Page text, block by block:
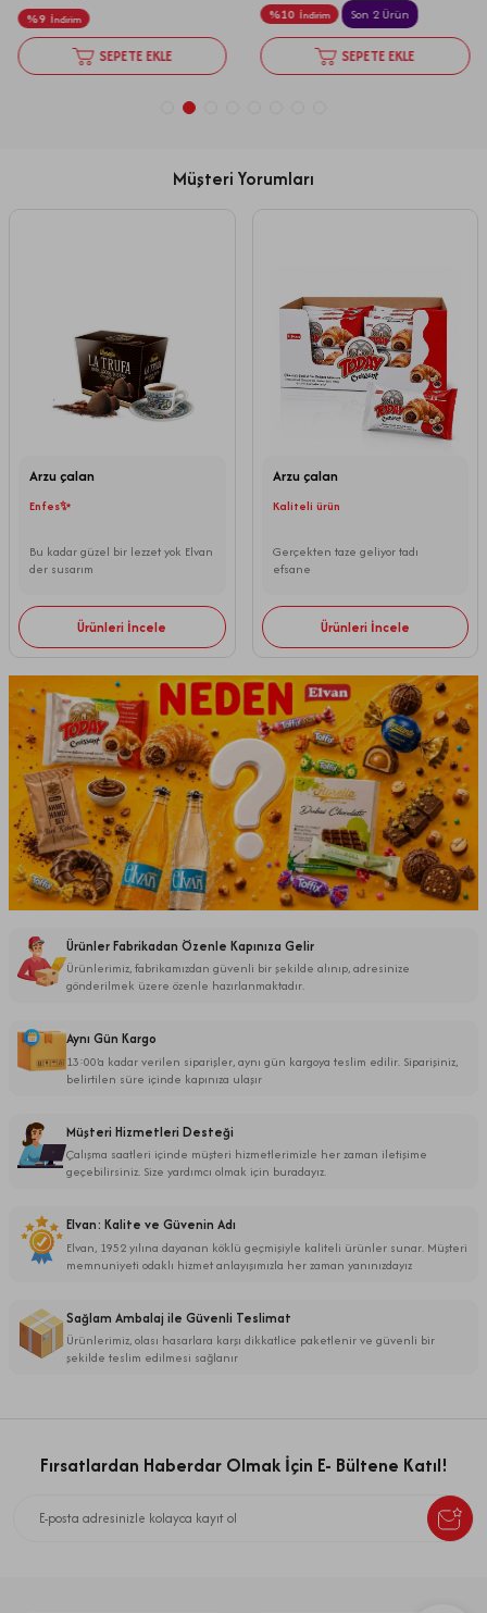
%9 İndirim
SEPETE EKLE
%10 İndirim Son 2 Ürün
SEPETE EKLE
Müşteri Yorumları
Arzu çalan
Enfes✨
Bu kadar güzel bir lezzet yok Elvan
der susarım
Ürünleri İncele
Arzu çalan
Kaliteli ürün
Gerçekten taze geliyor tadı
efsane
Ürünleri İncele
Ürünler Fabrikadan Özenle Kapınıza Gelir
Ürünlerimiz, fabrikamızdan güvenli bir şekilde alınıp, adresinize
gönderilmek üzere özenle hazırlanmaktadır.
Aynı Gün Kargo
13:00’a kadar verilen siparişler, aynı gün kargoya teslim edilir. Siparişiniz,
belirtilen süre içinde kapınıza ulaşır
Müşteri Hizmetleri Desteği
Çalışma saatleri içinde müşteri hizmetlerimizle her zaman iletişime
geçebilirsiniz. Size yardımcı olmak için buradayız.
Elvan: Kalite ve Güvenin Adı
Elvan, 1952 yılına dayanan köklü geçmişiyle kaliteli ürünler sunar. Müşteri
memnuniyeti odaklı hizmet anlayışımızla her zaman yanınızdayız
Sağlam Ambalaj ile Güvenli Teslimat
Ürünlerimiz, olası hasarlara karşı dikkatlice paketlenir ve güvenli bir
şekilde teslim edilmesi sağlanır
Fırsatlardan Haberdar Olmak İçin E- Bültene Katıl!